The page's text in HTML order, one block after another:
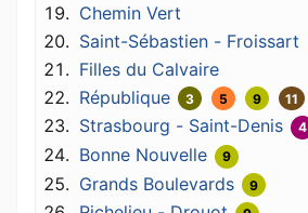
Chemin Vert
Saint-Sébastien - Froissart
Filles du Calvaire
République
3 5 9 11
Strasbourg - Saint-Denis 4
Bonne Nouvelle 9
Grands Boulevards 9